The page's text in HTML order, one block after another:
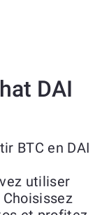
DAI
BTC en DAI
utiliser